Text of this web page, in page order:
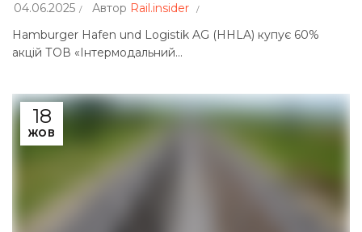
04.06.2025 Автор Rail.insider
Hamburger Hafen und Logistik AG (HHLA) купує 60%
акцій ТОВ «Інтермодальний...
18
ЖОВ